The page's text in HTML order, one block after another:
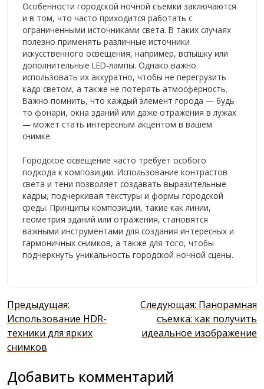
Особенности городской ночной съемки заключаются
и в том, что часто приходится работать с
ограниченными источниками света. В таких случаях
полезно применять различные источники
искусственного освещения, например, вспышку или
дополнительные LED-лампы. Однако важно
использовать их аккуратно, чтобы не перегрузить
кадр светом, а также не потерять атмосферность.
Важно помнить, что каждый элемент города — будь
то фонари, окна зданий или даже отражения в лужах
— может стать интересным акцентом в вашем
снимке.
Городское освещение часто требует особого
подхода к композиции. Использование контрастов
света и тени позволяет создавать выразительные
кадры, подчеркивая текстуры и формы городской
среды. Принципы композиции, такие как линии,
геометрия зданий или отражения, становятся
важными инструментами для создания интересных и
гармоничных снимков, а также для того, чтобы
подчеркнуть уникальность городской ночной сцены.
Навигация
по
записям
Предыдущая:
Использование HDR-
техники для ярких
снимков
Следующая: Панорамная
съемка: как получить
идеальное изображение
Добавить комментарий